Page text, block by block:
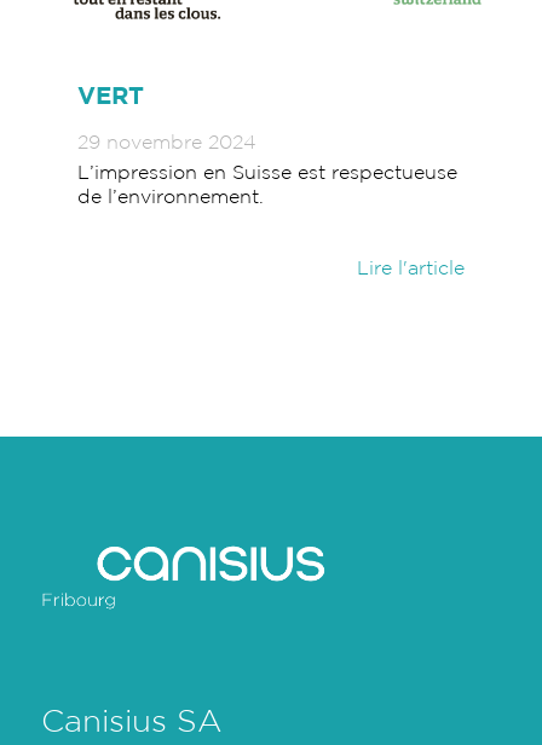
VERT
29 novembre 2024
L’impression en Suisse est respectueuse
de l’environnement.
Lire l'article
Canisius SA